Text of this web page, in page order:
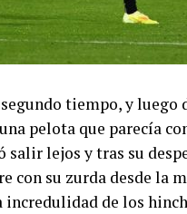
tiempo, y luego
pelota que parecía
lejos y tras su
con su zurda desde la
de los